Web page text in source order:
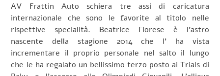
AV Frattin Auto schiera tre assi di caricatura
internazionale che sono le favorite al titolo nelle
rispettive specialità. Beatrice Fiorese è l’astro
nascente della stagione 2014 che l’ ha vista
incrementare il proprio personale nel salto il lungo
che le ha regalato un bellissimo terzo posto ai Trials di